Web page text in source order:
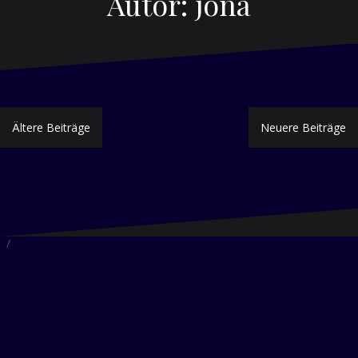
Beitragsnavigation
Ältere Beiträge Neuere Beiträge